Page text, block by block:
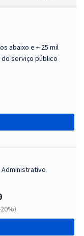
abaixo e + 25 mil
serviço público
Administrativo